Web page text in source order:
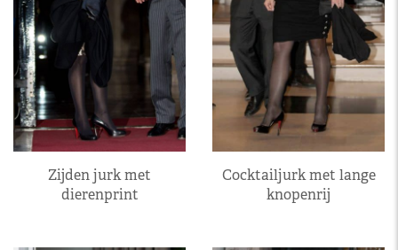
Zijden jurk met
dierenprint
Cocktailjurk met lange
knopenrij